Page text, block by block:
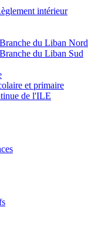
intérieur
du Liban Nord
du Liban Sud
et primaire
de l'ILE